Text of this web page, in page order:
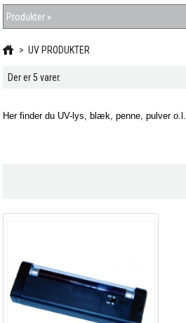
> UV PRODUKTER
Der er 5 varer.
Her finder du UV-lys, blæk, penne, pulver o.l.